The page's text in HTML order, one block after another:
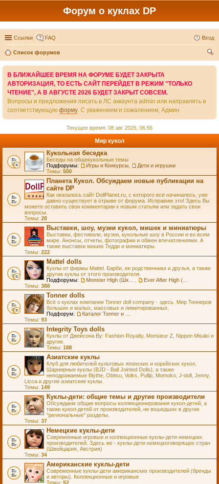
Форум о куклах DP
Ссылки FAQ Вход
Список форумов
В БЛИЖАЙШЕЕ ВРЕМЯ НА ФОРУМЕ БУДЕТ ЗАКРЫТА
АВТОРИЗАЦИЯ, ТО ЕСТЬ САЙТ ПЕРЕЙДЕТ В РЕЖИМ "ТОЛЬКО
ЧТЕНИЕ", А В АВГУСТЕ 2026 БУДЕТ ЗАКРЫТ СОВСЕМ.
Вопросы и предложения писать в ЛС аккаунта admin или направлять в
соответствующую форму. С уважением и сожалением, Админ.
Текущее время: 08 авг 2026, 06:56
Мир кукол
Кукольная беседка
Беседы на общекукольные темы
Подфорумы:
Игры и Конкурсы
Дети и игрушки
Темы: 500
Планета Кукол. Обсуждаем новые публикации на
сайте DP
Как оказалось сайт DollPlanet.ru, с которого все начиналось, уже
давно существует в отрыве от форума. Исправим это! Здесь Вы
можете оставить свои комментарии к новым статьям или задать свои
вопросы.
Темы: 28
Выставки, шоу, музеи кукол, мишек и миниатюры
Выставки, фестивали, музеи, кукольные шоу в России и во всем
мире. Анонсы, отчеты, фотографии и обмен впечатлениями. А
также выставки мишек Тедди и миниатюры.
Темы: 222
Mattel dolls
Куклы от фирмы Mattel. Барби, ее родственники и друзья, а также
другие куклы от этого производителя.
Подфорумы:
Темы: 388
Tonner dolls
Всё о куклах компании Tonner doll company - здесь. Мир Тоннеров
больших и малых, массовых и лимитированных.
Подфорум:
Темы: 93
Integrity Toys dolls
Куклы от Джейсона Ву: Fashion Royalty, Monsieur Z, Nippon Misaki и
другие.
Темы: 188
Азиатские куклы
Клуб для любителей культовых японских и корейских кукол.
Шарнирные куклы (BJD - Ball Jointed Dolls), а также
неподражаемые Blythe, Obitsu, Volks, Pullip, Momoko, J-doll, Jenny,
Licca и другие азиатские куклы.
Темы: 149
Куклы-дети: общие темы и другие производители
Обсуждаем общие вопросы коллекционирования кукол-детей, а
также кукол-детей от производителей, не вошедших в другие
"региональные" разделы.
Темы: 37
Немецкие куклы-дети
Современные игровые и коллекционные куклы-дети немецких
производителей. Здесь же - куклы-дети немецкоговорящих стран
(Швейцария, Австрия)
Темы: 34
Американские куклы-дети
Современные куклы-дети американских производителей (бренды
и авторы). Коллекционные и игровые
Темы: 52